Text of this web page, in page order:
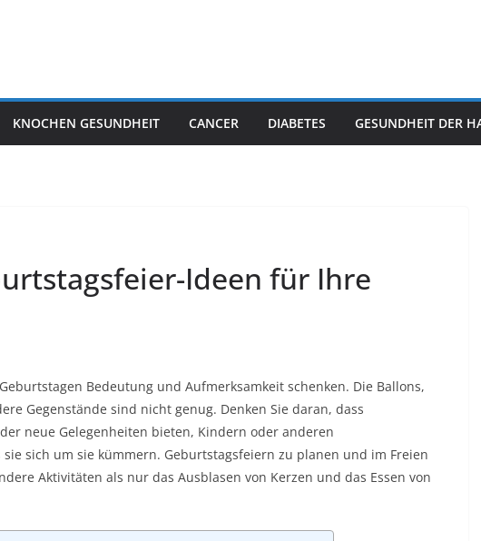
KNOCHEN GESUNDHEIT CANCER DIABETES GESUNDHEIT DER
Ideen für Ihre
Bedeutung und Aufmerksamkeit schenken. Die Ballons,
Gegenstände sind nicht genug. Denken Sie daran, dass
neue Gelegenheiten bieten, Kindern oder anderen
sich um sie kümmern. Geburtstagsfeiern zu planen und im Freien
Aktivitäten als nur das Ausblasen von Kerzen und das Essen von